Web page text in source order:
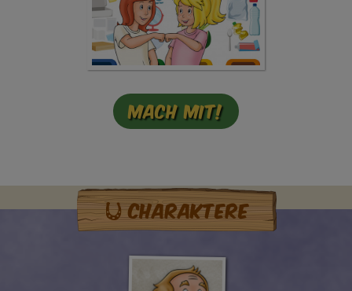
Mach mit!
Charaktere